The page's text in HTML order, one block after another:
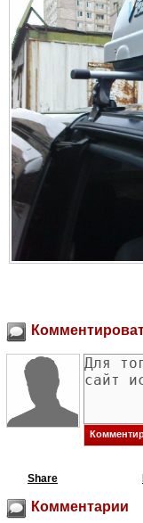
Share
Комментарии